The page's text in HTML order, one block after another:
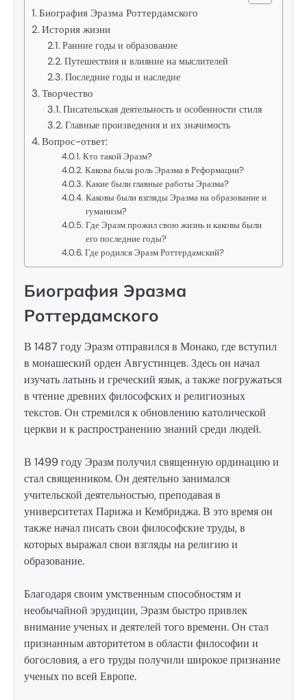
Биография Эразма Роттердамского
История жизни
Ранние годы и образование
Путешествия и влияние на мыслителей
Последние годы и наследие
Творчество
Писательская деятельность и особенности стиля
Главные произведения и их значимость
Вопрос-ответ:
Кто такой Эразм?
Какова была роль Эразма в Реформации?
Какие были главные работы Эразма?
Каковы были взгляды Эразма на образование и
гуманизм?
Где Эразм прожил свою жизнь и каковы были
его последние годы?
Где родился Эразм Роттердамский?
Биография Эразма
Роттердамского
В 1487 году Эразм отправился в Монако, где вступил
в монашеский орден Августинцев. Здесь он начал
изучать латынь и греческий язык, а также погружаться
в чтение древних философских и религиозных
текстов. Он стремился к обновлению католической
церкви и к распространению знаний среди людей.
В 1499 году Эразм получил священную ординацию и
стал священником. Он деятельно занимался
учительской деятельностью, преподавая в
университетах Парижа и Кембриджа. В это время он
также начал писать свои философские труды, в
которых выражал свои взгляды на религию и
образование.
Благодаря своим умственным способностям и
необычайной эрудиции, Эразм быстро привлек
внимание ученых и деятелей того времени. Он стал
признанным авторитетом в области философии и
богословия, а его труды получили широкое признание
ученых по всей Европе.